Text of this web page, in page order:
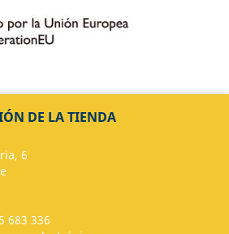
DE LA TIENDA
6
683 336